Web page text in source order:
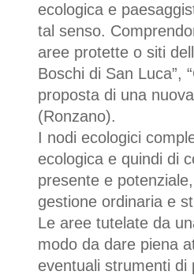
ecologica e
tal senso.
aree protette o siti
Boschi di San Luca”,
proposta di una
(Ronzano).
I nodi ecologici
ecologica e quindi di
presente e
gestione ordinaria e
Le aree tutelate da
modo da dare piena
eventuali strumenti di